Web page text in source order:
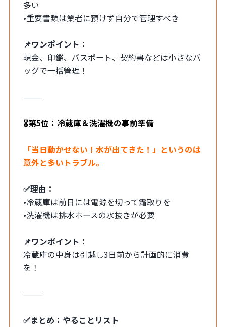
多い
•重要書類は業者に預けず自分で管理すべき
📌ワンポイント：
現金、印鑑、パスポート、契約書などは小さなバ
ッグで一括管理！
⸻
🎖第5位：冷蔵庫＆洗濯機の事前準備
「当日動かせない！水が出てきた！」というのは
意外と多いトラブル。
✅理由：
•冷蔵庫は前日には電源を切って霜取りを
•洗濯機は排水ホースの水抜きが必要
📌ワンポイント：
冷蔵庫の中身は引越し3日前から計画的に消費
を！
⸻
✅まとめ：やることリスト